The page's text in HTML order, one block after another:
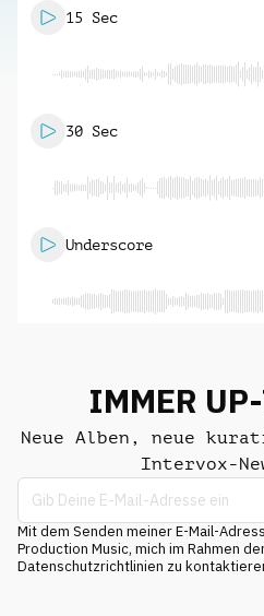
15 Sec
30 Sec
Underscore
IMMER
Neue Alben, neue
Intervox-
Mit dem Senden meiner E-Mail-
Production Music, mich im Rahmen
Datenschutzrichtlinien zu